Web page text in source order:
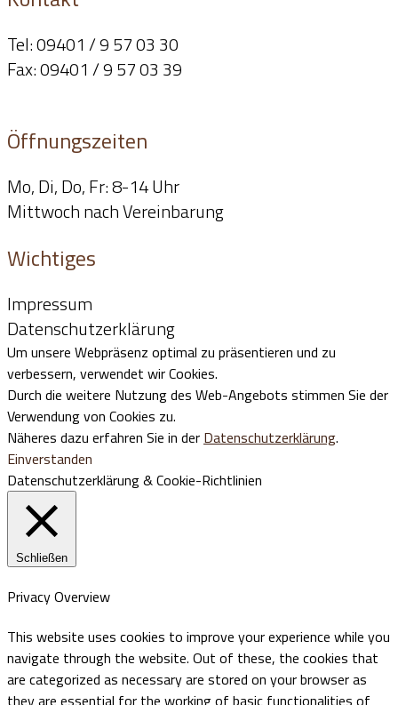
Tel: 09401 / 9 57 03 30
Fax: 09401 / 9 57 03 39
Öffnungszeiten
Mo, Di, Do, Fr: 8-14 Uhr
Mittwoch nach Vereinbarung
Wichtiges
Impressum
Datenschutzerklärung
Um unsere Webpräsenz optimal zu präsentieren und zu
verbessern, verwendet wir Cookies.
Durch die weitere Nutzung des Web-Angebots stimmen Sie der
Verwendung von Cookies zu.
Näheres dazu erfahren Sie in der Datenschutzerklärung.
Einverstanden
Datenschutzerklärung & Cookie-Richtlinien
Schließen
Privacy Overview
This website uses cookies to improve your experience while you
navigate through the website. Out of these, the cookies that
are categorized as necessary are stored on your browser as